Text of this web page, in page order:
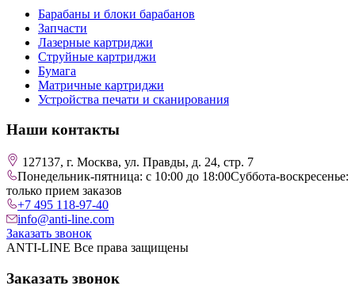
Барабаны и блоки барабанов
Запчасти
Лазерные картриджи
Струйные картриджи
Бумага
Матричные картриджи
Устройства печати и сканирования
Наши контакты
127137, г. Москва, ул. Правды, д. 24, стр. 7
Понедельник-пятница: с 10:00 до 18:00Суббота-воскресенье:
только прием заказов
+7 495 118-97-40
info@anti-line.com
Заказать звонок
ANTI-LINE Все права защищены
Заказать звонок